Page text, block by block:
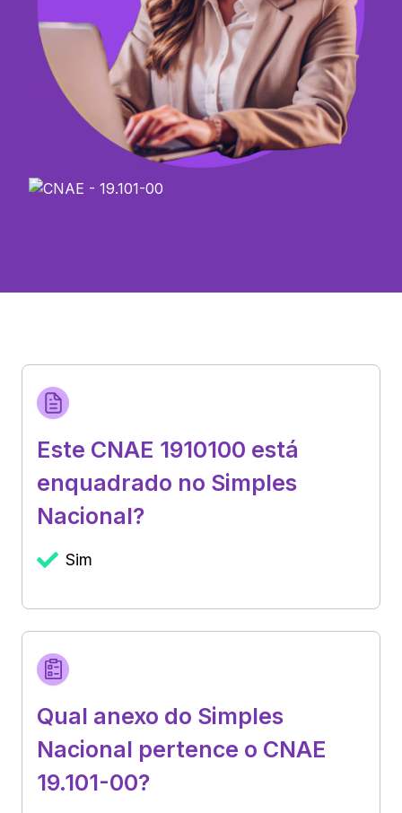
Este CNAE 1910100 está
enquadrado no Simples
Nacional?
Sim
Qual anexo do Simples
Nacional pertence o CNAE
19.101-00?